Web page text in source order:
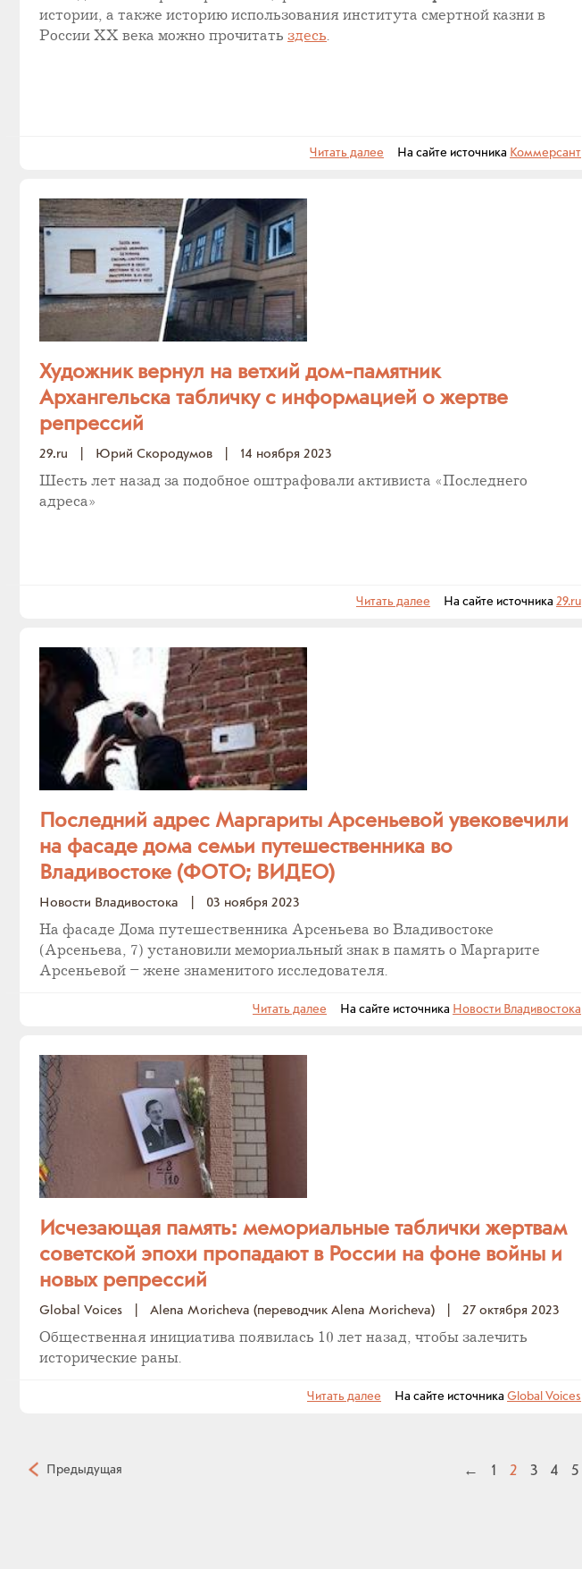
истории, а также историю использования института смертной казни в
России XX века можно прочитать здесь.
Читать далее На сайте источника Коммерсант
Художник вернул на ветхий дом-памятник
Архангельска табличку с информацией о жертве
репрессий
29.ru Юрий Скородумов
14 ноября 2023
Шесть лет назад за подобное оштрафовали активиста «Последнего
адреса»
Читать далее На сайте источника 29.ru
Последний адрес Маргариты Арсеньевой увековечили
на фасаде дома семьи путешественника во
Владивостоке (ФОТО; ВИДЕО)
Новости Владивостока
03 ноября 2023
На фасаде Дома путешественника Арсеньева во Владивостоке
(Арсеньева, 7) установили мемориальный знак в память о Маргарите
Арсеньевой – жене знаменитого исследователя.
Читать далее На сайте источника Новости Владивостока
Исчезающая память: мемориальные таблички жертвам
советской эпохи пропадают в России на фоне войны и
новых репрессий
Global Voices Alena Moricheva (переводчик Alena Moricheva)
27 октября 2023
Общественная инициатива появилась 10 лет назад, чтобы залечить
исторические раны.
Читать далее На сайте источника Global Voices
Предыдущая ← 1 2 3 4 5